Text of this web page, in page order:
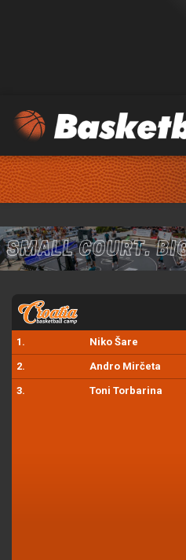
1. Niko Šare
2. Andro Mirčeta
3. Toni Torbarina